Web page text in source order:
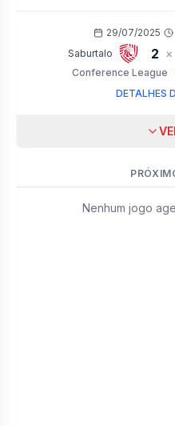
29/07/2025
Saburtalo 2 ×
Conference League
DETALHES
Nenhum jogo